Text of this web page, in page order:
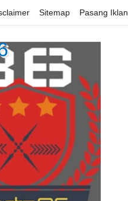
Sitemap Pasang Iklan